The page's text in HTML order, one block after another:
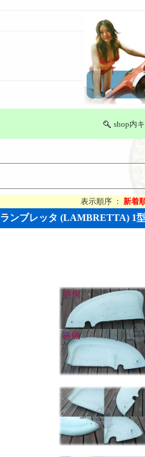
shop内
表示順序 ： 新着
ランブレッタ (LAMBRETTA) 1